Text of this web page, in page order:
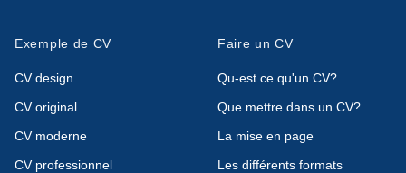
Exemple de CV
CV design
CV original
CV moderne
CV professionnel
Faire un CV
Qu-est ce qu'un CV?
Que mettre dans un CV?
La mise en page
Les différents formats